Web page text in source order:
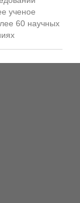
ученое
60 научных